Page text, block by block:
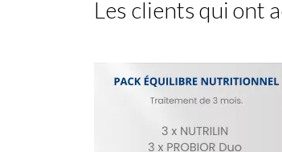
Les clients qui ont